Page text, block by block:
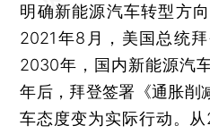
明确新能源汽车转型方
2021年8月，美国总统
2030年，国内新能源汽
年后，拜登签署《通胀削
车态度变为实际行动。